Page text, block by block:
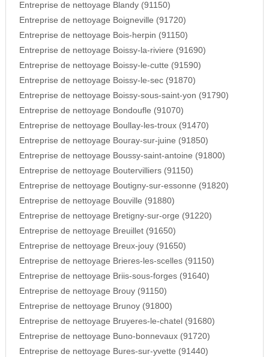
Entreprise de nettoyage Blandy (91150)
Entreprise de nettoyage Boigneville (91720)
Entreprise de nettoyage Bois-herpin (91150)
Entreprise de nettoyage Boissy-la-riviere (91690)
Entreprise de nettoyage Boissy-le-cutte (91590)
Entreprise de nettoyage Boissy-le-sec (91870)
Entreprise de nettoyage Boissy-sous-saint-yon (91790)
Entreprise de nettoyage Bondoufle (91070)
Entreprise de nettoyage Boullay-les-troux (91470)
Entreprise de nettoyage Bouray-sur-juine (91850)
Entreprise de nettoyage Boussy-saint-antoine (91800)
Entreprise de nettoyage Boutervilliers (91150)
Entreprise de nettoyage Boutigny-sur-essonne (91820)
Entreprise de nettoyage Bouville (91880)
Entreprise de nettoyage Bretigny-sur-orge (91220)
Entreprise de nettoyage Breuillet (91650)
Entreprise de nettoyage Breux-jouy (91650)
Entreprise de nettoyage Brieres-les-scelles (91150)
Entreprise de nettoyage Briis-sous-forges (91640)
Entreprise de nettoyage Brouy (91150)
Entreprise de nettoyage Brunoy (91800)
Entreprise de nettoyage Bruyeres-le-chatel (91680)
Entreprise de nettoyage Buno-bonnevaux (91720)
Entreprise de nettoyage Bures-sur-yvette (91440)